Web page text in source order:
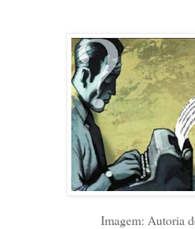
Imagem: Autoria